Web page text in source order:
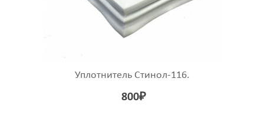
Уплотнитель Стинол-116.
800₽